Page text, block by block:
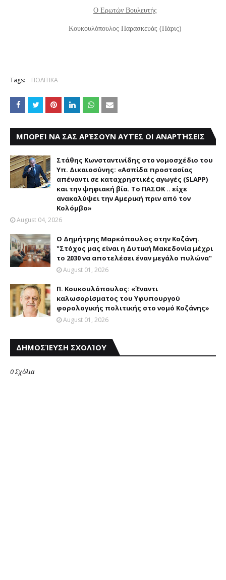
Ο Ερωτών Βουλευτής
Κουκουλόπουλος Παρασκευάς (Πάρις)
Tags: ΠΟΛΙΤΙΚΑ
ΜΠΟΡΕΊ ΝΑ ΣΑΣ ΑΡΈΣΟΥΝ ΑΥΤΈΣ ΟΙ ΑΝΑΡΤΉΣΕΙΣ
Στάθης Κωνσταντινίδης στο νομοσχέδιο του
Υπ. Δικαιοσύνης: «Ασπίδα προστασίας
απέναντι σε καταχρηστικές αγωγές (SLAPP)
και την ψηφιακή βία. Το ΠΑΣΟΚ .. είχε
ανακαλύψει την Αμερική πριν από τον
Κολόμβο»
August 04, 2026
Ο Δημήτρης Μαρκόπουλος στην Κοζάνη.
"Στόχος μας είναι η Δυτική Μακεδονία μέχρι
το 2030 να αποτελέσει έναν μεγάλο πυλώνα"
August 01, 2026
Π. Κουκουλόπουλος: «Έναντι
καλωσορίσματος του Υφυπουργού
φορολογικής πολιτικής στο νομό Κοζάνης»
August 01, 2026
ΔΗΜΟΣΊΕΥΣΗ ΣΧΟΛΊΟΥ
0 Σχόλια